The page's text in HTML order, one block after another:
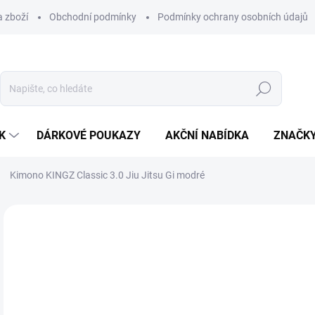
zboží Obchodní podmínky Podmínky ochrany osobních údajů
Hledat
DÁRKOVÉ POUKAZY AKČNÍ NABÍDKA
Kimono KINGZ Classic 3.0 Jiu Jitsu Gi modré